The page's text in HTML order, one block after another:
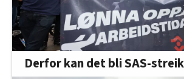
Derfor kan det bli SAS-